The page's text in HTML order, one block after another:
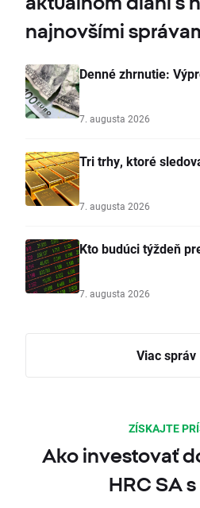
najnovšími
Denné zhrnutie:
7. augusta 2026
Tri trhy, ktoré
7. augusta 2026
Kto budúci týždeň
7. augusta 2026
Viac správ
ZÍSKAJTE
Ako investovať
HRC SA